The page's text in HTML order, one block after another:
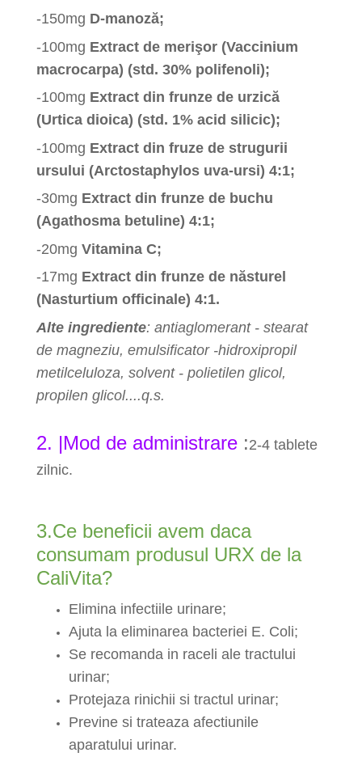
-150mg D-manoză;
-100mg Extract de merişor (Vaccinium
macrocarpa) (std. 30% polifenoli);
-100mg Extract din frunze de urzică
(Urtica dioica) (std. 1% acid silicic);
-100mg Extract din fruze de strugurii
ursului (Arctostaphylos uva-ursi) 4:1;
-30mg Extract din frunze de buchu
(Agathosma betuline) 4:1;
-20mg Vitamina C;
-17mg Extract din frunze de năsturel
(Nasturtium officinale) 4:1.
Alte ingrediente: antiaglomerant - stearat
de magneziu, emulsificator -hidroxipropil
metilceluloza, solvent - polietilen glicol,
propilen glicol....q.s.
2. |Mod de administrare :2-4 tablete
zilnic.
3.Ce beneficii avem daca
consumam produsul URX de la
CaliVita?
Elimina infectiile urinare;
Ajuta la eliminarea bacteriei E. Coli;
Se recomanda in raceli ale tractului
urinar;
Protejaza rinichii si tractul urinar;
Previne si trateaza afectiunile
aparatului urinar.